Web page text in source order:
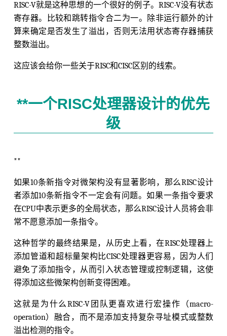
RISC-V就是这种思想的一个很好的例子。RISC-V没有状态
寄存器。比较和跳转指令合二为一。除非运行额外的计
算来确定是否发生了溢出，否则无法用状态寄存器捕获
整数溢出。
这应该会给你一些关于RISC和CISC区别的线索。
**一个RISC处理器设计的优先
级
**
如果10条新指令对微架构没有显著影响，那么RISC设计
者添加10条新指令不一定会有问题。如果一条指令要求
在CPU中表示更多的全局状态，那么RISC设计人员将会非
常不愿意添加一条指令。
这种哲学的最终结果是，从历史上看，在RISC处理器上
添加管道和超标量架构比CISC处理器更容易，因为人们
避免了添加指令，从而引入状态管理或控制逻辑，这使
得添加这些微架构创新变得困难。
这就是为什么RISC-V团队更喜欢进行宏操作（macro-
operation）融合，而不是添加支持复杂寻址模式或整数
溢出检测的指令。